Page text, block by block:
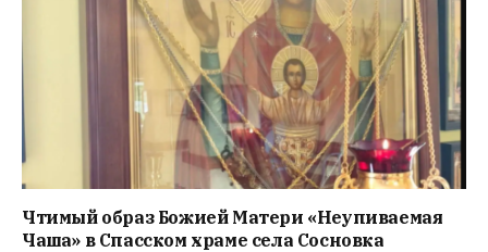
Чтимый образ Божией Матери «Неупиваемая
Чаша» в Спасском храме села Сосновка